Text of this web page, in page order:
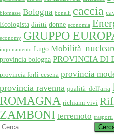
biomasse Bologna bonelli caccia
Ecologista diritti donne economia
economy GRUPPO
inquinamento Lugo Mobilità
provincia bologna PROVINCIA DI
provincia forlì-cesena provincia
provincia ravenna qualità dell'aria
ROMAGNA richiami vivi
ZAMBONI terremoto trasporti
Ricerca
per: